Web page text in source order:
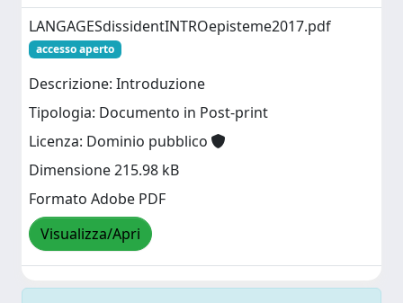
LANGAGESdissidentINTROepisteme2017.pdf
accesso aperto
Descrizione: Introduzione
Tipologia: Documento in Post-print
Licenza: Dominio pubblico
Dimensione 215.98 kB
Formato Adobe PDF
Visualizza/Apri